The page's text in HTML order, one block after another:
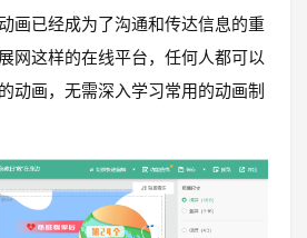
画已经成为了沟通和传达信息的重
网这样的在线平台，任何人都可以
动画，无需深入学习常用的动画制